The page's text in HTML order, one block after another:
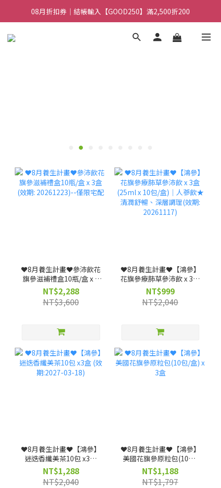
08月折扣券｜結帳輸入【GOOD100】滿1,900折100
08月折扣券｜結帳輸入【GOOD250】滿2,500折200
08月折扣券｜結帳輸入【GOOD100】滿1,900折100
❤️8月養生計畫❤️參沛飲花
旗參滋補禮盒10瓶/盒 x 3
盒 (效期: 20261223)--僅限
宅配
NT$2,288
NT$3,600
❤️8月養生計畫❤️【鴻參】
花旗參療肺草參沛飲 x 3盒
(25ml x 10包/盒)｜人蔘飲
★清潤舒暢、深層調理(效
期: 20261117)
NT$999
NT$2,040
❤️8月養生計畫❤️【鴻參】
迷迭香纖美茶10包 x3盒
(效期:2027-03-18)
NT$1,288
NT$2,040
❤️8月養生計畫❤️【鴻參】
美國花旗參原粒包(10包/
盒) x 3盒
NT$1,188
NT$1,797